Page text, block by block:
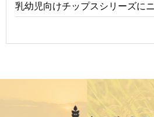
乳幼児向けチップスシリーズに